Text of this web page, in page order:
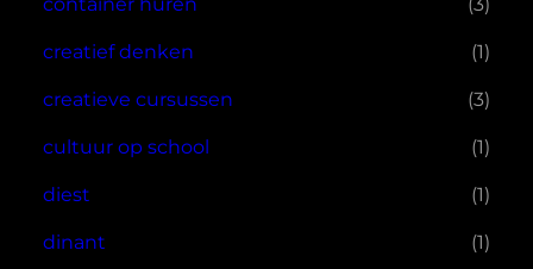
container huren (3)
creatief denken (1)
creatieve cursussen (3)
cultuur op school (1)
diest (1)
dinant (1)